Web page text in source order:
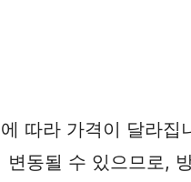
따라 가격이 달라집
동될 수 있으므로,